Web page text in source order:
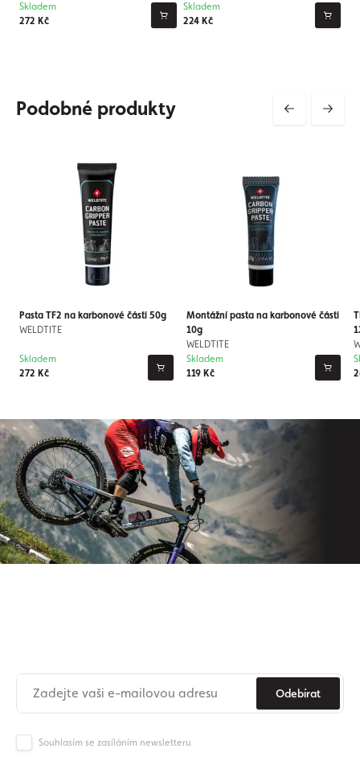
272 Kč
Skladem
224 Kč
Skladem
Podobné produkty
Pasta TF2 na karbonové části 50g
WELDTITE
272 Kč
Skladem
Montážní pasta na karbonové části
10g
WELDTITE
119 Kč
Skladem
Odebírat
Souhlasím se zasíláním newsletteru